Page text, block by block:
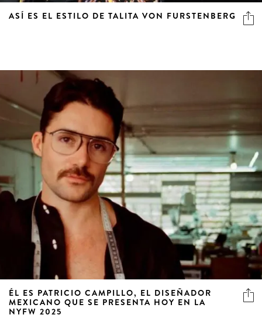
ASÍ ES EL ESTILO DE TALITA VON FURSTENBERG
ÉL ES PATRICIO CAMPILLO, EL DISEÑADOR
MEXICANO QUE SE PRESENTA HOY EN LA
NYFW 2025